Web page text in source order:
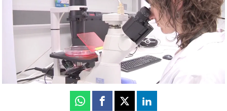
Ángela Clemente
Publicado:31 de marzo de 2025, 16:51
Whatsapp
Facebook
X Linkedin